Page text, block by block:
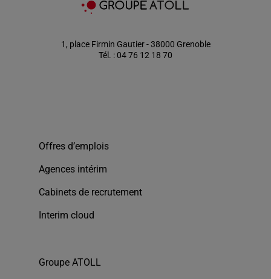
1, place Firmin Gautier - 38000 Grenoble
Tél. : 04 76 12 18 70
Offres d’emplois
Agences intérim
Cabinets de recrutement
Interim cloud
Groupe ATOLL